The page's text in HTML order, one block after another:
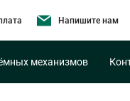
Напишите нам
механизмов